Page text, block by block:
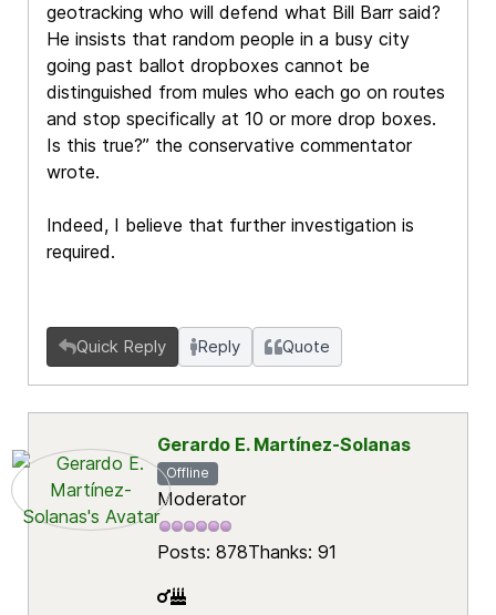
geotracking who will defend what Bill Barr said?
He insists that random people in a busy city
going past ballot dropboxes cannot be
distinguished from mules who each go on routes
and stop specifically at 10 or more drop boxes.
Is this true?” the conservative commentator
wrote.
Indeed, I believe that further investigation is
required.
Quick Reply Reply Quote
Gerardo E. Martínez-Solanas
Offline
Moderator
Posts: 878Thanks: 91